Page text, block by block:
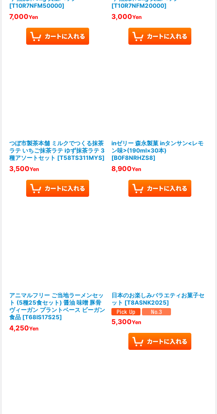
[T10R7NFM50000]
7,000Yen
[T10R7NFM20000]
3,000Yen
つぼ市製茶本舗 ミルクでつくる抹茶
ラテ いちご抹茶ラテ ゆず抹茶ラテ 3
種アソートセット [T58TS311MYS]
3,500Yen
inゼリー 森永製菓 inタンサン<レモ
ン味>(190ml×30本)
[B0F8NRHZS8]
8,900Yen
アニマルフリー ご当地ラーメンセッ
ト (5種25食セット) 醤油 味噌 豚骨
ヴィーガン プラントベース ビーガン
食品 [T68IS17S25]
4,250Yen
日本のお楽しみバラエティお菓子セ
ット [T8ASNK2025]
5,300Yen